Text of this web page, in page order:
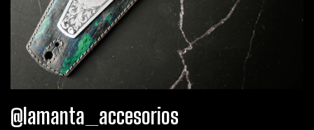
@lamanta_accesorios